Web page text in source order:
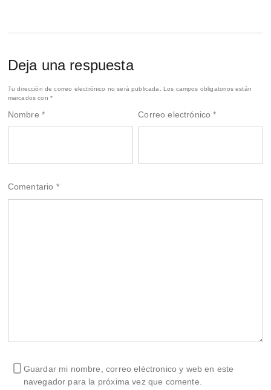
Deja una respuesta
Tu dirección de correo electrónico no será publicada.
Los campos obligatorios están
marcados con *
Nombre * Correo electrónico*
Comentario *
Guardar mi nombre, correo eléctronico y web en este
navegador para la próxima vez que comente.